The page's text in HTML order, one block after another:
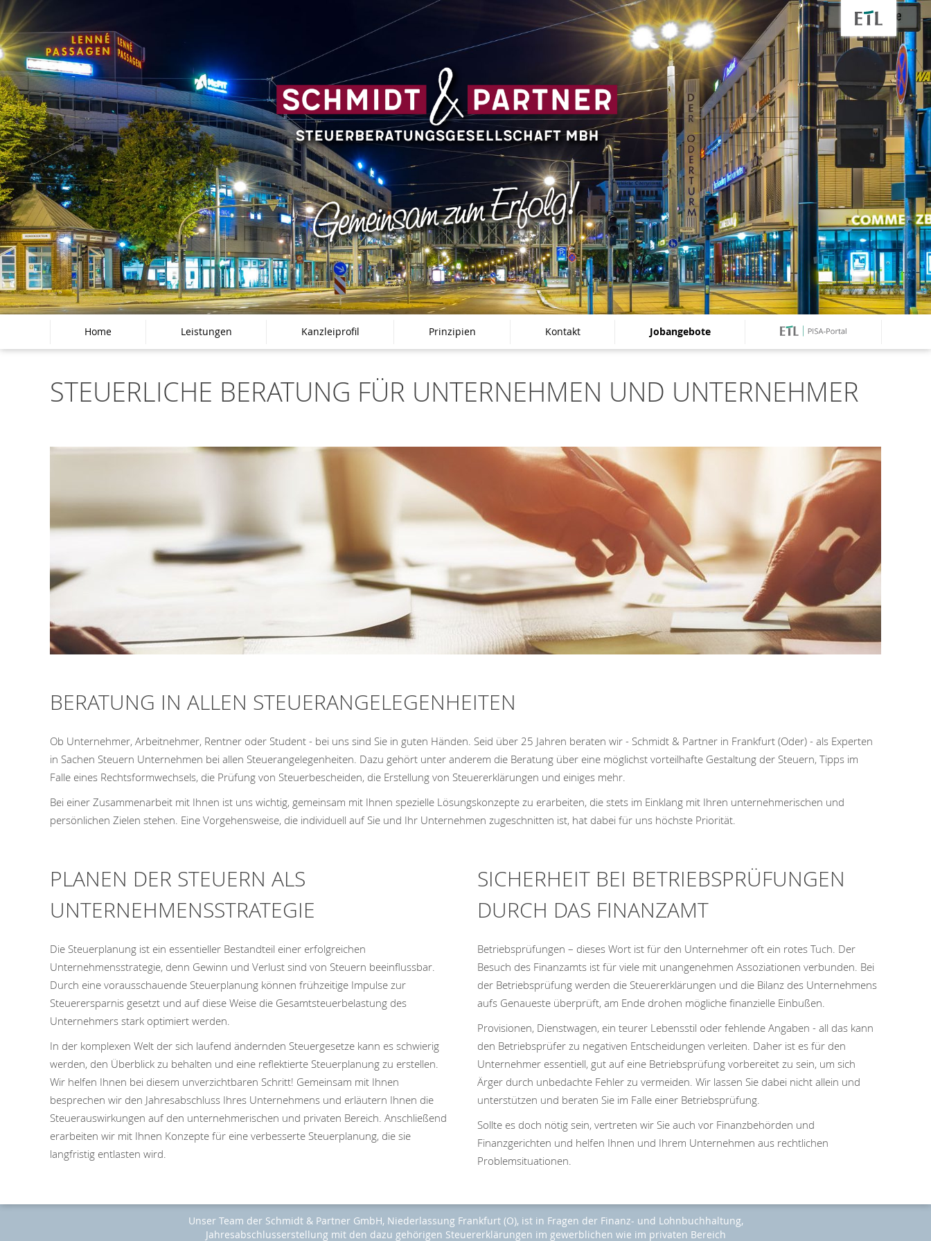
Home Leistungen Kanzleiprofil Prinzipien Kontakt Jobangebote
STEUERLICHE BERATUNG FÜR UNTERNEHMEN UND UNTERNEHMER
BERATUNG IN ALLEN STEUERANGELEGENHEITEN
Ob Unternehmer, Arbeitnehmer, Rentner oder Student - bei uns sind Sie in guten Händen. Seid über 25 Jahren beraten wir - Schmidt & Partner in Frankfurt (Oder) - als Experten
in Sachen Steuern Unternehmen bei allen Steuerangelegenheiten. Dazu gehört unter anderem die Beratung über eine möglichst vorteilhafte Gestaltung der Steuern, Tipps im
Falle eines Rechtsformwechsels, die Prüfung von Steuerbescheiden, die Erstellung von Steuererklärungen und einiges mehr.
Bei einer Zusammenarbeit mit Ihnen ist uns wichtig, gemeinsam mit Ihnen spezielle Lösungskonzepte zu erarbeiten, die stets im Einklang mit Ihren unternehmerischen und
persönlichen Zielen stehen. Eine Vorgehensweise, die individuell auf Sie und Ihr Unternehmen zugeschnitten ist, hat dabei für uns höchste Priorität.
PLANEN DER STEUERN ALS
UNTERNEHMENSSTRATEGIE
Die Steuerplanung ist ein essentieller Bestandteil einer erfolgreichen
Unternehmensstrategie, denn Gewinn und Verlust sind von Steuern beeinflussbar.
Durch eine vorausschauende Steuerplanung können frühzeitige Impulse zur
Steuerersparnis gesetzt und auf diese Weise die Gesamtsteuerbelastung des
Unternehmers stark optimiert werden.
In der komplexen Welt der sich laufend ändernden Steuergesetze kann es schwierig
werden, den Überblick zu behalten und eine reflektierte Steuerplanung zu erstellen.
Wir helfen Ihnen bei diesem unverzichtbaren Schritt! Gemeinsam mit Ihnen
besprechen wir den Jahresabschluss Ihres Unternehmens und erläutern Ihnen die
Steuerauswirkungen auf den unternehmerischen und privaten Bereich. Anschließend
erarbeiten wir mit Ihnen Konzepte für eine verbesserte Steuerplanung, die sie
langfristig entlasten wird.
SICHERHEIT BEI BETRIEBSPRÜFUNGEN
DURCH DAS FINANZAMT
Betriebsprüfungen – dieses Wort ist für den Unternehmer oft ein rotes Tuch. Der
Besuch des Finanzamts ist für viele mit unangenehmen Assoziationen verbunden. Bei
der Betriebsprüfung werden die Steuererklärungen und die Bilanz des Unternehmens
aufs Genaueste überprüft, am Ende drohen mögliche finanzielle Einbußen.
Provisionen, Dienstwagen, ein teurer Lebensstil oder fehlende Angaben - all das kann
den Betriebsprüfer zu negativen Entscheidungen verleiten. Daher ist es für den
Unternehmer essentiell, gut auf eine Betriebsprüfung vorbereitet zu sein, um sich
Ärger durch unbedachte Fehler zu vermeiden. Wir lassen Sie dabei nicht allein und
unterstützen und beraten Sie im Falle einer Betriebsprüfung.
Sollte es doch nötig sein, vertreten wir Sie auch vor Finanzbehörden und
Finanzgerichten und helfen Ihnen und Ihrem Unternehmen aus rechtlichen
Problemsituationen.
Unser Team der Schmidt & Partner GmbH, Niederlassung Frankfurt (O), ist in Fragen der Finanz- und Lohnbuchhaltung,
Jahresabschlusserstellung mit den dazu gehörigen Steuererklärungen im gewerblichen wie im privaten Bereich
Cookie-Einstellungen